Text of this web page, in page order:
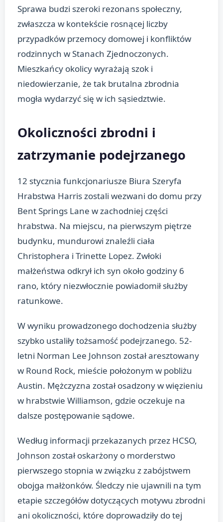
Sprawa budzi szeroki rezonans społeczny,
zwłaszcza w kontekście rosnącej liczby
przypadków przemocy domowej i konfliktów
rodzinnych w Stanach Zjednoczonych.
Mieszkańcy okolicy wyrażają szok i
niedowierzanie, że tak brutalna zbrodnia
mogła wydarzyć się w ich sąsiedztwie.
Okoliczności zbrodni i
zatrzymanie podejrzanego
12 stycznia funkcjonariusze Biura Szeryfa
Hrabstwa Harris zostali wezwani do domu przy
Bent Springs Lane w zachodniej części
hrabstwa. Na miejscu, na pierwszym piętrze
budynku, mundurowi znaleźli ciała
Christophera i Trinette Lopez. Zwłoki
małżeństwa odkrył ich syn około godziny 6
rano, który niezwłocznie powiadomił służby
ratunkowe.
W wyniku prowadzonego dochodzenia służby
szybko ustaliły tożsamość podejrzanego. 52-
letni Norman Lee Johnson został aresztowany
w Round Rock, mieście położonym w pobliżu
Austin. Mężczyzna został osadzony w więzieniu
w hrabstwie Williamson, gdzie oczekuje na
dalsze postępowanie sądowe.
Według informacji przekazanych przez HCSO,
Johnson został oskarżony o morderstwo
pierwszego stopnia w związku z zabójstwem
obojga małżonków. Śledczy nie ujawnili na tym
etapie szczegółów dotyczących motywu zbrodni
ani okoliczności, które doprowadziły do tej